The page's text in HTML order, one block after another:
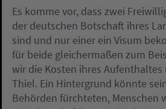
Es komme vor, dass zwei
der deutschen Botschaft ihres
sind und nur einer ein Visum
für beide gleichermaßen zum
wir die Kosten ihres Aufenthaltes
Thiel. Ein Hintergrund könnte
Behörden fürchteten, Menschen